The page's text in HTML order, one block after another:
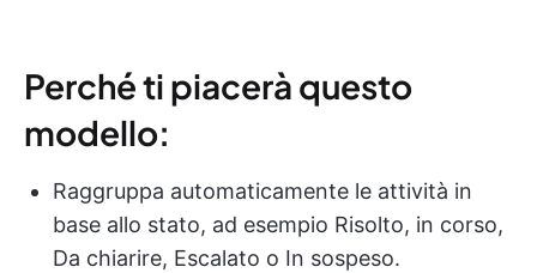
Perché ti piacerà questo
modello:
Raggruppa automaticamente le attività in
base allo stato, ad esempio Risolto, in corso,
Da chiarire, Escalato o In sospeso.